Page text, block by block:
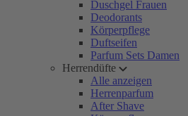
Duschgel Frauen
Deodorants
Körperpflege
Duftseifen
Parfum Sets Damen
Herrendüfte
Alle anzeigen
Herrenparfum
After Shave